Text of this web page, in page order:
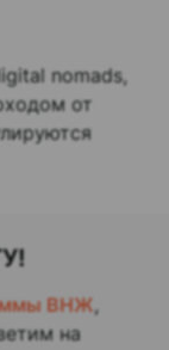
nomads,
от
ВНЖ,
на